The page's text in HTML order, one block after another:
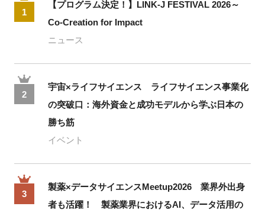
1
【プログラム決定！】LINK-J FESTIVAL 2026～
Co-Creation for Impact
ニュース
2
宇宙×ライフサイエンス ライフサイエンス事業化
の突破口：海外資金と成功モデルから学ぶ日本の
勝ち筋
イベント
3
製薬×データサイエンスMeetup2026 業界外出身
者も活躍！ 製薬業界におけるAI、データ活用の